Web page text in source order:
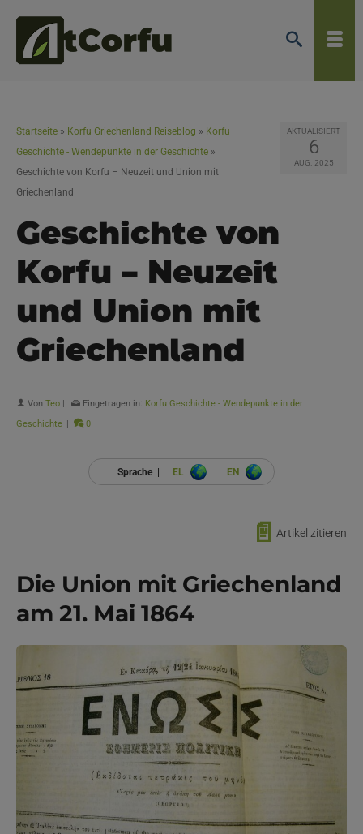
AKTUALISIERT
6
AUG. 2025
Startseite » Korfu Griechenland Reiseblog » Korfu
Geschichte - Wendepunkte in der Geschichte »
Geschichte von Korfu – Neuzeit und Union mit
Griechenland
Geschichte von
Korfu – Neuzeit
und Union mit
Griechenland
Von Teo Eingetragen in: Korfu Geschichte - Wendepunkte in der
Geschichte
0
Sprache | EL EN
📄 Artikel zitieren
Die Union mit Griechenland
am 21. Mai 1864